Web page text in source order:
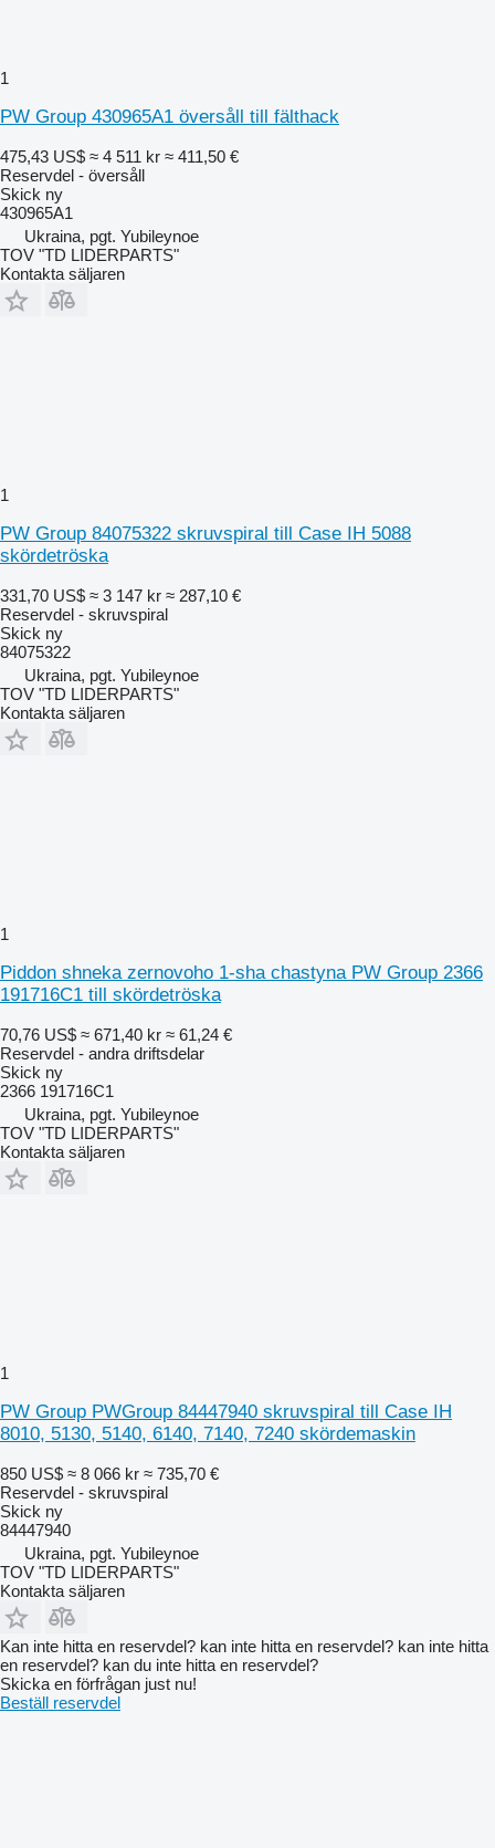
1
PW Group 430965A1 översåll till fälthack
475,43 US$ ≈ 4 511 kr ≈ 411,50 €
Reservdel - översåll
Skick ny
430965A1
Ukraina, pgt. Yubileynoe
TOV "TD LIDERPARTS"
Kontakta säljaren
1
PW Group 84075322 skruvspiral till Case IH 5088
skördetröska
331,70 US$ ≈ 3 147 kr ≈ 287,10 €
Reservdel - skruvspiral
Skick ny
84075322
Ukraina, pgt. Yubileynoe
TOV "TD LIDERPARTS"
Kontakta säljaren
1
Piddon shneka zernovoho 1-sha chastyna PW Group 2366
191716C1 till skördetröska
70,76 US$ ≈ 671,40 kr ≈ 61,24 €
Reservdel - andra driftsdelar
Skick ny
2366 191716C1
Ukraina, pgt. Yubileynoe
TOV "TD LIDERPARTS"
Kontakta säljaren
1
PW Group PWGroup 84447940 skruvspiral till Case IH
8010, 5130, 5140, 6140, 7140, 7240 skördemaskin
850 US$ ≈ 8 066 kr ≈ 735,70 €
Reservdel - skruvspiral
Skick ny
84447940
Ukraina, pgt. Yubileynoe
TOV "TD LIDERPARTS"
Kontakta säljaren
Kan inte hitta en reservdel? kan inte hitta en reservdel? kan inte hitta
en reservdel? kan du inte hitta en reservdel?
Skicka en förfrågan just nu!
Beställ reservdel